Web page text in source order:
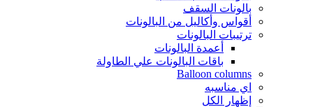
بالونات السقف
أقواس وأكاليل من البالونات
ترتيبات البالونات
أعمدة البالونات
باقات البالونات علي الطاولة
Balloon columns
اي مناسبه
إظهار الكل